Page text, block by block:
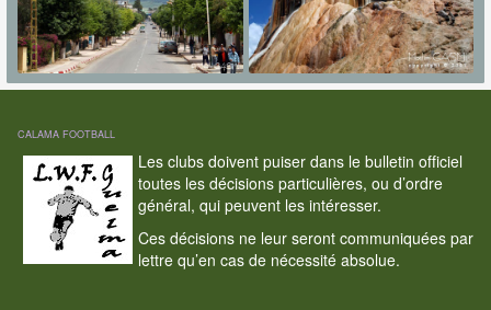
CALAMA FOOTBALL
Les clubs doivent puiser dans le bulletin officiel
toutes les décisions particulières, ou d’ordre
général, qui peuvent les intéresser.
Ces décisions ne leur seront communiquées par
lettre qu’en cas de nécessité absolue.